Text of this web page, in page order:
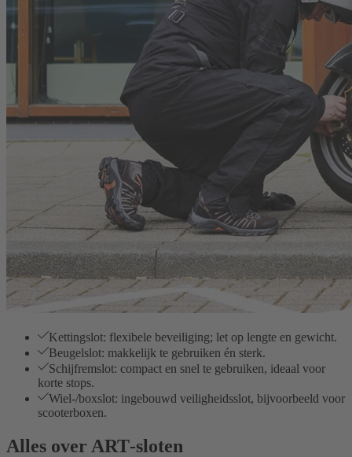
Kettingslot: flexibele beveiliging; let op lengte en gewicht.
Beugelslot: makkelijk te gebruiken én sterk.
Schijfremslot: compact en snel te gebruiken, ideaal voor
korte stops.
Wiel-/boxslot: ingebouwd veiligheidsslot, bijvoorbeeld voor
scooterboxen.
Alles over ART‑sloten